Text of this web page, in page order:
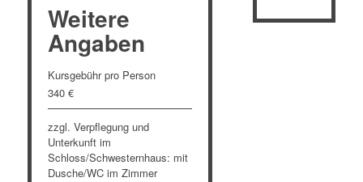
Weitere
Angaben
Kursgebühr pro Person
340 €
zzgl. Verpflegung und
Unterkunft im
Schloss/Schwesternhaus: mit
Dusche/WC im Zimmer